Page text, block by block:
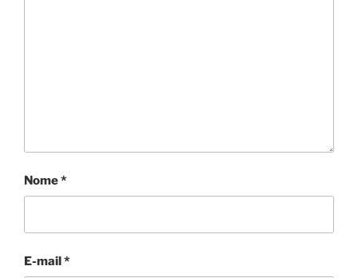
Nome*
E-mail*